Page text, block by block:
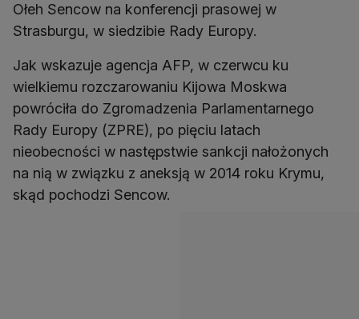
Ołeh Sencow na konferencji prasowej w
Strasburgu, w siedzibie Rady Europy.
Jak wskazuje agencja AFP, w czerwcu ku
wielkiemu rozczarowaniu Kijowa Moskwa
powróciła do Zgromadzenia Parlamentarnego
Rady Europy (ZPRE), po pięciu latach
nieobecności w następstwie sankcji nałożonych
na nią w związku z aneksją w 2014 roku Krymu,
skąd pochodzi Sencow.